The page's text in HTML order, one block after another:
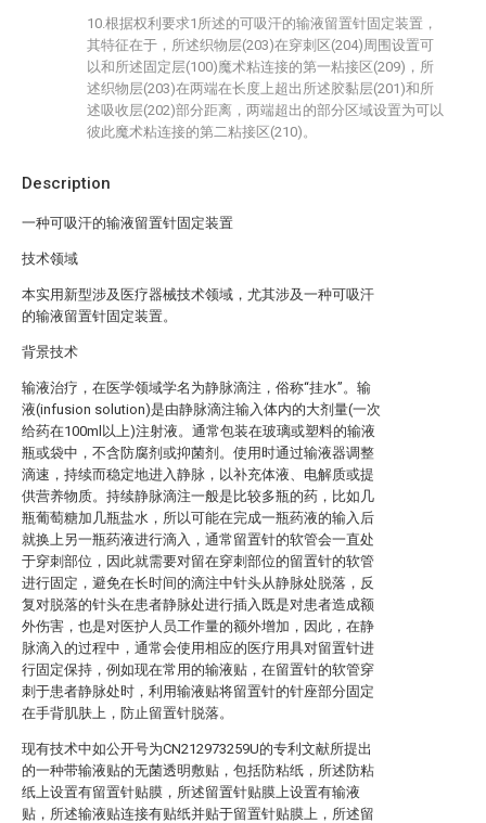
Description
一种可吸汗的输液留置针固定装置
技术领域
本实用新型涉及医疗器械技术领域，尤其涉及一种可吸汗
的输液留置针固定装置。
背景技术
输液治疗，在医学领域学名为静脉滴注，俗称“挂水”。输
液(infusion solution)是由静脉滴注输入体内的大剂量(一次
给药在100ml以上)注射液。通常包装在玻璃或塑料的输液
瓶或袋中，不含防腐剂或抑菌剂。使用时通过输液器调整
滴速，持续而稳定地进入静脉，以补充体液、电解质或提
供营养物质。持续静脉滴注一般是比较多瓶的药，比如几
瓶葡萄糖加几瓶盐水，所以可能在完成一瓶药液的输入后
就换上另一瓶药液进行滴入，通常留置针的软管会一直处
于穿刺部位，因此就需要对留在穿刺部位的留置针的软管
进行固定，避免在长时间的滴注中针头从静脉处脱落，反
复对脱落的针头在患者静脉处进行插入既是对患者造成额
外伤害，也是对医护人员工作量的额外增加，因此，在静
脉滴入的过程中，通常会使用相应的医疗用具对留置针进
行固定保持，例如现在常用的输液贴，在留置针的软管穿
刺于患者静脉处时，利用输液贴将留置针的针座部分固定
在手背肌肤上，防止留置针脱落。
现有技术中如公开号为CN212973259U的专利文献所提出
的一种带输液贴的无菌透明敷贴，包括防粘纸，所述防粘
纸上设置有留置针贴膜，所述留置针贴膜上设置有输液
贴，所述输液贴连接有贴纸并贴于留置针贴膜上，所述留
10.根据权利要求1所述的可吸汗的输液留置针固定装置，
其特征在于，所述织物层(203)在穿刺区(204)周围设置可
以和所述固定层(100)魔术粘连接的第一粘接区(209)，所
述织物层(203)在两端在长度上超出所述胶黏层(201)和所
述吸收层(202)部分距离，两端超出的部分区域设置为可以
彼此魔术粘连接的第二粘接区(210)。